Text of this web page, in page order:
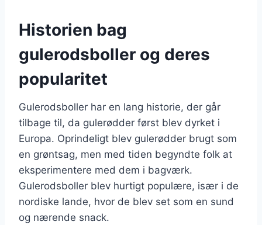
Historien bag
gulerodsboller og deres
popularitet
Gulerodsboller har en lang historie, der går
tilbage til, da gulerødder først blev dyrket i
Europa. Oprindeligt blev gulerødder brugt som
en grøntsag, men med tiden begyndte folk at
eksperimentere med dem i bagværk.
Gulerodsboller blev hurtigt populære, især i de
nordiske lande, hvor de blev set som en sund
og nærende snack.